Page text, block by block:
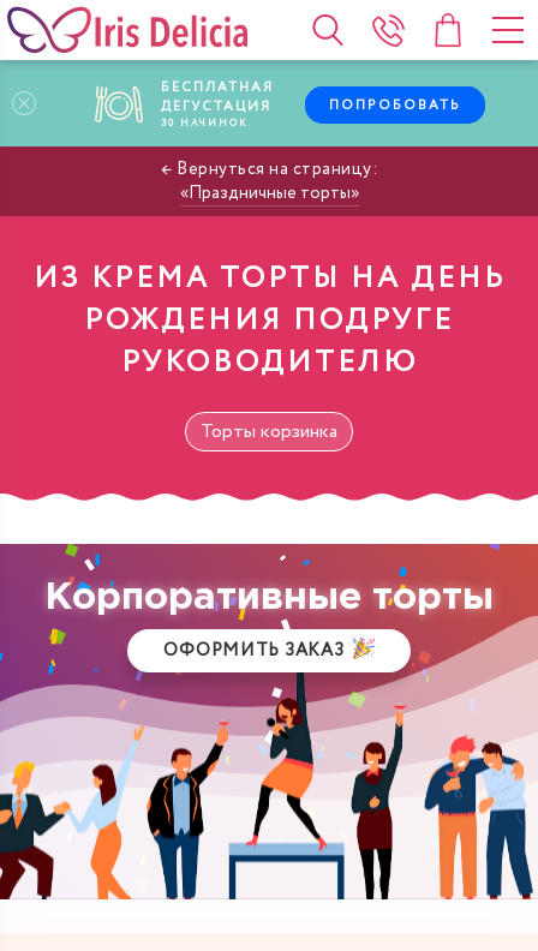
БЕСПЛАТНАЯ
ДЕГУСТАЦИЯ
30 НАЧИНОК
ПОПРОБОВАТЬ
Праздничные торты
ИЗ КРЕМА ТОРТЫ НА ДЕНЬ
РОЖДЕНИЯ ПОДРУГЕ
РУКОВОДИТЕЛЮ
Торты корзинка
Корпоративные торты
ОФОРМИТЬ ЗАКАЗ